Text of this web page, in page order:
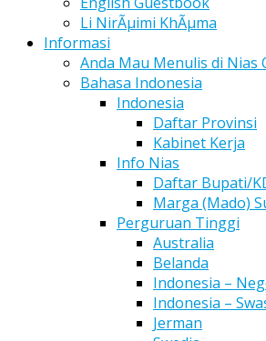
Li NirÃµimi KhÃµma
Informasi
Anda Mau Menulis di Nias
Bahasa Indonesia
Indonesia
Daftar Provinsi
Kabinet Kerja
Info Nias
Daftar Bupati/
Marga (Mado)
Perguruan Tinggi
Australia
Belanda
Indonesia –
Indonesia –
Jerman